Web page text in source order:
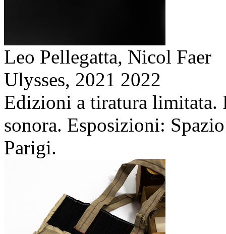
Leo Pellegatta, Nicol Faer
Ulysses, 2021 2022
Edizioni a tiratura limitata.
sonora. Esposizioni:
Parigi.